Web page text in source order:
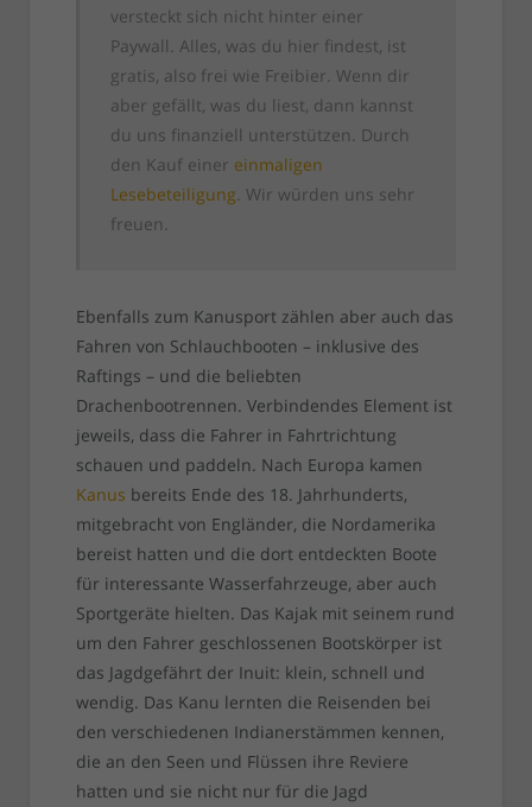
versteckt sich nicht hinter einer
Paywall. Alles, was du hier findest, ist
gratis, also frei wie Freibier. Wenn dir
aber gefällt, was du liest, dann kannst
du uns finanziell unterstützen. Durch
den Kauf einer einmaligen
Lesebeteiligung. Wir würden uns sehr
freuen.
Ebenfalls zum Kanusport zählen aber auch das
Fahren von Schlauchbooten – inklusive des
Raftings – und die beliebten
Drachenbootrennen. Verbindendes Element ist
jeweils, dass die Fahrer in Fahrtrichtung
schauen und paddeln. Nach Europa kamen
Kanus bereits Ende des 18. Jahrhunderts,
mitgebracht von Engländer, die Nordamerika
bereist hatten und die dort entdeckten Boote
für interessante Wasserfahrzeuge, aber auch
Sportgeräte hielten. Das Kajak mit seinem rund
um den Fahrer geschlossenen Bootskörper ist
das Jagdgefährt der Inuit: klein, schnell und
wendig. Das Kanu lernten die Reisenden bei
den verschiedenen Indianerstämmen kennen,
die an den Seen und Flüssen ihre Reviere
hatten und sie nicht nur für die Jagd